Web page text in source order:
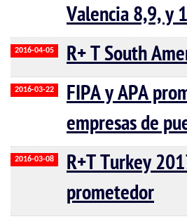
Valencia 8,9, y
2016-04-05 R+ T South
2016-03-22
FIPA y APA
empresas de
2016-03-08
R+T Turkey
prometedor